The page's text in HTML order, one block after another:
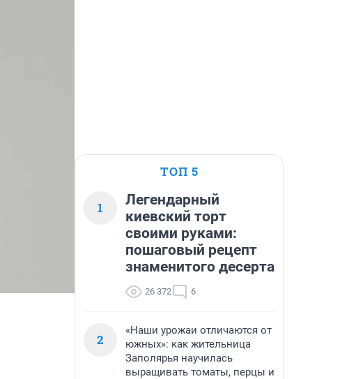
ТОП 5
1
Легендарный
киевский торт
своими руками:
пошаговый рецепт
знаменитого десерта
26 372 6
2
«Наши урожаи отличаются от
южных»: как жительница
Заполярья научилась
выращивать томаты, перцы и